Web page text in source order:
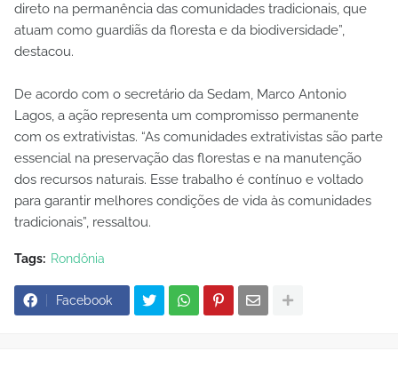
direto na permanência das comunidades tradicionais, que
atuam como guardiãs da floresta e da biodiversidade”,
destacou.
De acordo com o secretário da Sedam, Marco Antonio
Lagos, a ação representa um compromisso permanente
com os extrativistas. “As comunidades extrativistas são parte
essencial na preservação das florestas e na manutenção
dos recursos naturais. Esse trabalho é contínuo e voltado
para garantir melhores condições de vida às comunidades
tradicionais”, ressaltou.
Tags: Rondônia
Facebook